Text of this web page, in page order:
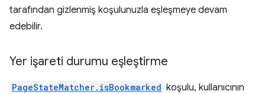
tarafından gizlenmiş koşulunuzla eşleşmeye devam
edebilir.
Yer işareti durumu eşleştirme
PageStateMatcher.isBookmarked koşulu, kullanıcının